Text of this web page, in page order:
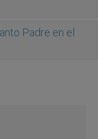
Padre en el